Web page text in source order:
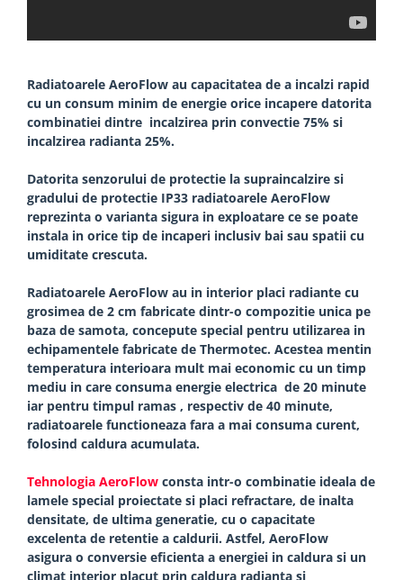
Radiatoarele AeroFlow au capacitatea de a incalzi rapid
cu un consum minim de energie orice incapere datorita
combinatiei dintre incalzirea prin convectie 75% si
incalzirea radianta 25%.
Datorita senzorului de protectie la supraincalzire si
gradului de protectie IP33 radiatoarele AeroFlow
reprezinta o varianta sigura in exploatare ce se poate
instala in orice tip de incaperi inclusiv bai sau spatii cu
umiditate crescuta.
Radiatoarele AeroFlow au in interior placi radiante cu
grosimea de 2 cm fabricate dintr-o compozitie unica pe
baza de samota, concepute special pentru utilizarea in
echipamentele fabricate de Thermotec. Acestea mentin
temperatura interioara mult mai economic cu un timp
mediu in care consuma energie electrica de 20 minute
iar pentru timpul ramas , respectiv de 40 minute,
radiatoarele functioneaza fara a mai consuma curent,
folosind caldura acumulata.
Tehnologia AeroFlow consta intr-o combinatie ideala de
lamele special proiectate si placi refractare, de inalta
densitate, de ultima generatie, cu o capacitate
excelenta de retentie a caldurii. Astfel, AeroFlow
asigura o conversie eficienta a energiei in caldura si un
climat interior placut prin caldura radianta si